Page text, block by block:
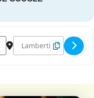
- Speel-o-theek
Destination Address -